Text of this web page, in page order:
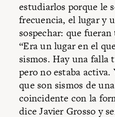
estudiarlos porque le
frecuencia, el lugar y
sospechar: que
“Era un lugar en el
sismos. Hay una falla
pero no estaba
que son sismos de
coincidente con la
dice Javier Grosso y